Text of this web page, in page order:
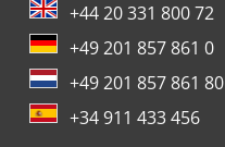
+44 20 331 800 72
+49 201 857 861 0
+49 201 857 861 80
+34 911 433 456